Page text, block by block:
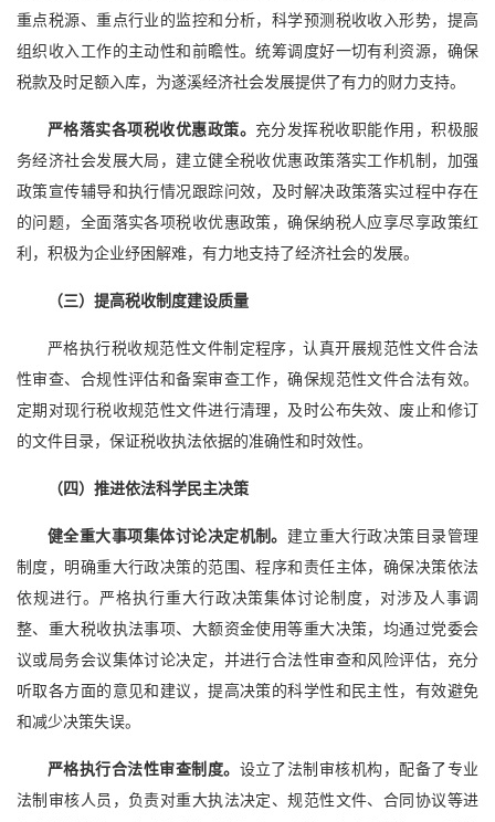
重点税源、重点行业的监控和分析，科学预测税收收入形势，提高
组织收入工作的主动性和前瞻性。统筹调度好一切有利资源，确保
税款及时足额入库，为遂溪经济社会发展提供了有力的财力支持。
严格落实各项税收优惠政策。 充分发挥税收职能作用，积极服
务经济社会发展大局，建立健全税收优惠政策落实工作机制，加强
政策宣传辅导和执行情况跟踪问效，及时解决政策落实过程中存在
的问题，全面落实各项税收优惠政策，确保纳税人应享尽享政策红
利，积极为企业纾困解难，有力地支持了经济社会的发展。
（三）提高税收制度建设质量
严格执行税收规范性文件制定程序，认真开展规范性文件合法
性审查、合规性评估和备案审查工作，确保规范性文件合法有效。
定期对现行税收规范性文件进行清理，及时公布失效、废止和修订
的文件目录，保证税收执法依据的准确性和时效性。
（四 ）推进依法科学民主决策
健全重大事项集体讨论决定机制。 建立重大行政决策目录管理
制度，明确重大行政决策的范围、程序和责任主体，确保决策依法
依规进行。严格执行重大行政决策集体讨论制度，对涉及人事调
整、重大税收执法事项、大额资金使用等重大决策，均通过党委会
议或局务会议集体讨论决定，并进行合法性审查和风险评估，充分
听取各方面的意见和建议，提高决策的科学性和民主性，有效避免
和减少决策失误。
严格执行合法性审查制度。 设立了法制审核机构，配备了专业
法制审核人员，负责对重大执法决定、规范性文件、合同协议等进